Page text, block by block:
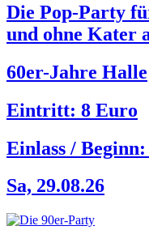
Die Pop-Party
und ohne Kater
60er-Jahre Halle
Eintritt: 8 Euro
Einlass / Beginn:
Sa, 29.08.26